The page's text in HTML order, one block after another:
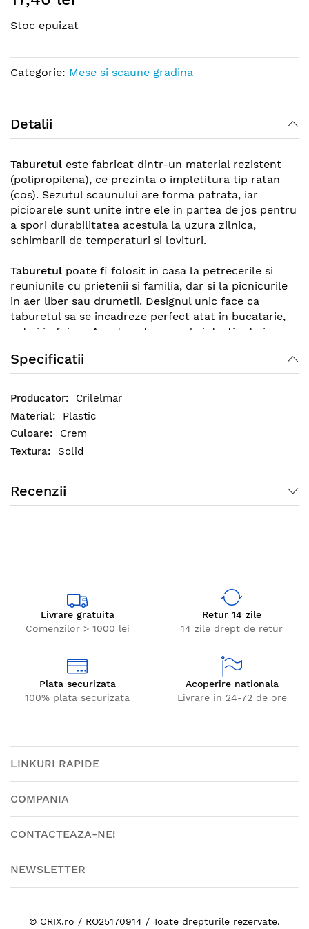
beginning
the
images
Stoc epuizat
Categorie: Mese si scaune gradina
Detalii
Taburetul este fabricat dintr-un material rezistent
(polipropilena), ce prezinta o impletitura tip ratan
(cos). Sezutul scaunului are forma patrata, iar
picioarele sunt unite intre ele in partea de jos pentru
a spori durabilitatea acestuia la uzura zilnica,
schimbarii de temperaturi si lovituri.
Taburetul poate fi folosit in casa la petrecerile si
reuniunile cu prietenii si familia, dar si la picnicurile
in aer liber sau drumetii. Designul unic face ca
taburetul sa se incadreze perfect atat in bucatarie,
cat si in foisor. Acesta este usor de intretinut si se
pierde din intensitatea culorii.
Specificatii:
Inaltime: 32 cm
Specificatii
Crilelmar
Plastic
Crem
Solid
Recenzii
Livrare gratuita
Comenzilor > 1000 lei
Retur 14 zile
14 zile drept de retur
Plata securizata
100% plata securizata
Acoperire nationala
Livrare in 24-72 de ore
LINKURI RAPIDE
COMPANIA
CONTACTEAZA-NE!
NEWSLETTER
© CRIX.ro / RO25170914 / Toate drepturile rezervate.